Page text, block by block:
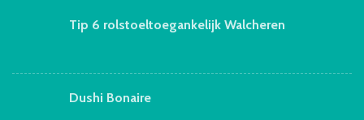
Tip 6 rolstoeltoegankelijk Walcheren
Dushi Bonaire